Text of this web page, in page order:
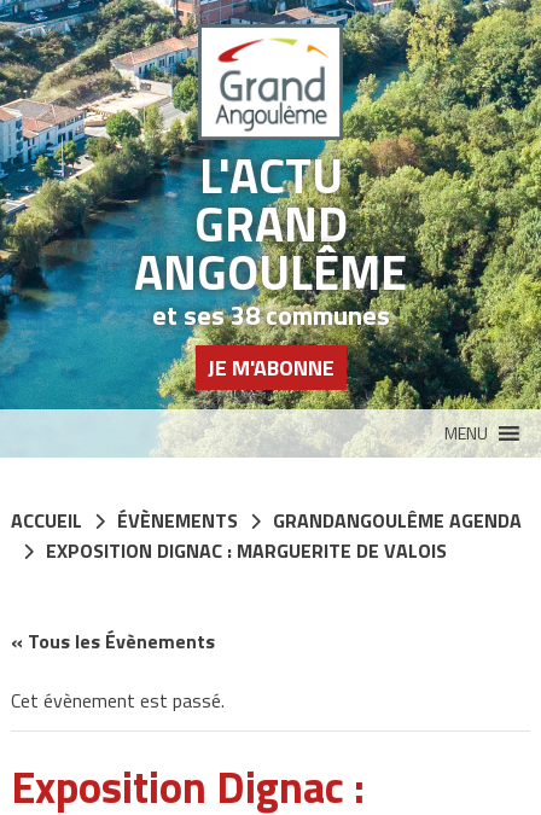
L'ACTU
GRAND
ANGOULÊME
et ses 38 communes
JE M'ABONNE
MENU
ACCUEIL ÉVÈNEMENTS
GRANDANGOULÊME AGENDA
EXPOSITION DIGNAC : MARGUERITE DE VALOIS
« Tous les Évènements
Cet évènement est passé.
Exposition Dignac :
Panneau de gestion des cookies